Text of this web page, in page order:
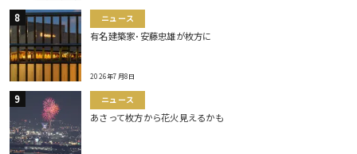
ニュース
有名建築家･安藤忠雄が枚方に
2026年7月8日
ニュース
あさって枚方から花火見えるかも